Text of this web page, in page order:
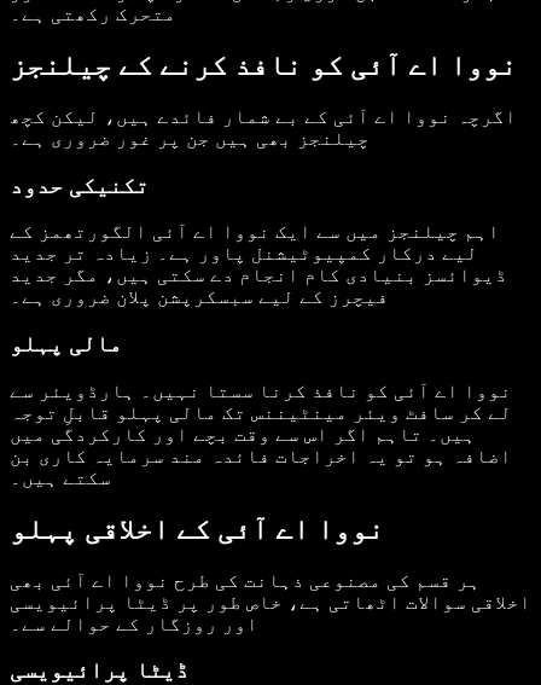
متحرک رکھتی ہے۔
نووا اے آئی کو نافذ کرنے کے چیلنجز
اگرچہ نووا اے آئی کے بے شمار فائدے ہیں، لیکن کچھ
چیلنجز بھی ہیں جن پر غور ضروری ہے۔
تکنیکی حدود
اہم چیلنجز میں سے ایک نووا اے آئی الگورتھمز کے
لیے درکار کمپیوٹیشنل پاور ہے۔ زیادہ تر جدید
ڈیوائسز بنیادی کام انجام دے سکتی ہیں، مگر جدید
فیچرز کے لیے سبسکرپشن پلان ضروری ہے۔
مالی پہلو
نووا اے آئی کو نافذ کرنا سستا نہیں۔ ہارڈویئر سے
لے کر سافٹ ویئر مینٹیننس تک مالی پہلو قابلِ توجہ
ہیں۔ تاہم اگر اس سے وقت بچے اور کارکردگی میں
اضافہ ہو تو یہ اخراجات فائدہ مند سرمایہ کاری بن
سکتے ہیں۔
نووا اے آئی کے اخلاقی پہلو
ہر قسم کی مصنوعی ذہانت کی طرح نووا اے آئی بھی
اخلاقی سوالات اٹھاتی ہے، خاص طور پر ڈیٹا پرائیویسی
اور روزگار کے حوالے سے۔
ڈیٹا پرائیویسی